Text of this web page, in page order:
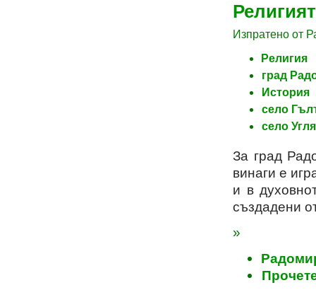
Изпратено от
Религия
град
История
село
село
За град
винаги е
и в
създадени
»